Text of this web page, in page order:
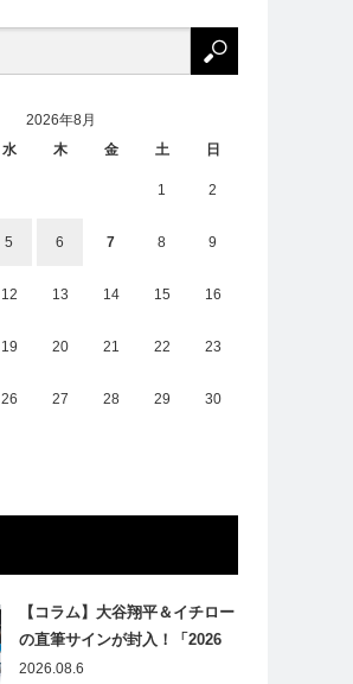
2026年8月
水 木 金 土 日
1 2
5 6 7 8 9
12 13 14 15 16
19 20 21 22 23
26 27 28 29 30
【コラム】大谷翔平＆イチロー
の直筆サインが封入！「2026
Topps NPB Stadium Club」が
2026.08.6